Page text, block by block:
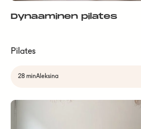
Dynaaminen pilates
Pilates
28 minAleksina